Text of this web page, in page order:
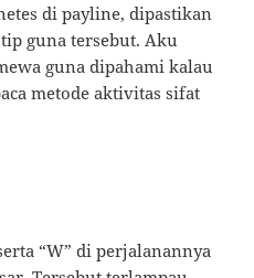
di payline, dipastikan
guna tersebut. Aku
guna dipahami kalau
metode aktivitas sifat
“W” di perjalanannya